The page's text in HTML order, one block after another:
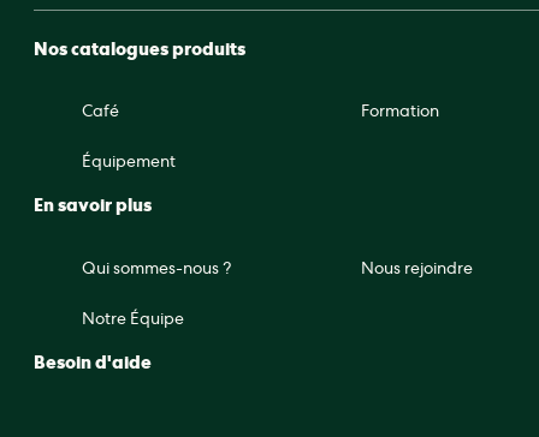
Nos catalogues produits
Café
Équipement
Formation
En savoir plus
Qui sommes-nous ?
Notre Équipe
Nous rejoindre
Besoin d'aide